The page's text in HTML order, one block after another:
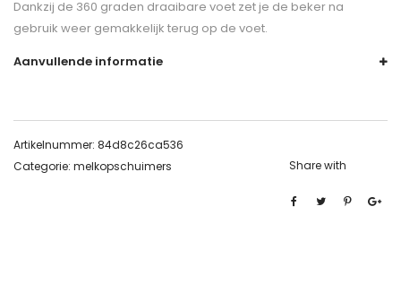
Dankzij de 360 graden draaibare voet zet je de beker na
gebruik weer gemakkelijk terug op de voet.
Aanvullende informatie
Artikelnummer: 84d8c26ca536
Categorie: melkopschuimers Share with